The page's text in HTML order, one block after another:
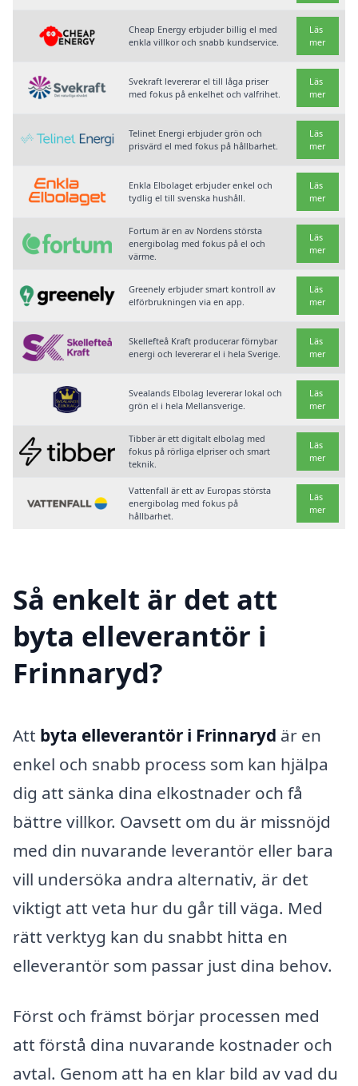
Cheap Energy erbjuder billig el med
enkla villkor och snabb kundservice.
Läs
mer
Svekraft levererar el till låga priser
med fokus på enkelhet och valfrihet.
Läs
mer
Telinet Energi erbjuder grön och
prisvärd el med fokus på hållbarhet.
Läs
mer
Enkla Elbolaget erbjuder enkel och
tydlig el till svenska hushåll.
Läs
mer
Fortum är en av Nordens största
energibolag med fokus på el och
värme.
Läs
mer
Greenely erbjuder smart kontroll av
elförbrukningen via en app.
Läs
mer
Skellefteå Kraft producerar förnybar
energi och levererar el i hela Sverige.
Läs
mer
Svealands Elbolag levererar lokal och
grön el i hela Mellansverige.
Läs
mer
Tibber är ett digitalt elbolag med
fokus på rörliga elpriser och smart
teknik.
Läs
mer
Vattenfall är ett av Europas största
energibolag med fokus på
hållbarhet.
Läs
mer
Så enkelt är det att
byta elleverantör i
Frinnaryd?
Att byta elleverantör i Frinnaryd är en
enkel och snabb process som kan hjälpa
dig att sänka dina elkostnader och få
bättre villkor. Oavsett om du är missnöjd
med din nuvarande leverantör eller bara
vill undersöka andra alternativ, är det
viktigt att veta hur du går till väga. Med
rätt verktyg kan du snabbt hitta en
elleverantör som passar just dina behov.
Först och främst börjar processen med
att förstå dina nuvarande kostnader och
avtal. Genom att ha en klar bild av vad du